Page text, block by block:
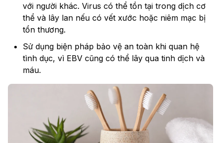
với người khác. Virus có thể tồn tại trong dịch cơ
thể và lây lan nếu có vết xước hoặc niêm mạc bị
tổn thương.
Sử dụng biện pháp bảo vệ an toàn khi quan hệ
tình dục, vì EBV cũng có thể lây qua tinh dịch và
máu.